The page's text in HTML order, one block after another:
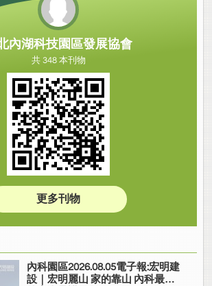
內湖科技園區發展協會
共 348 本刊物
更多刊物
內科園區2026.08.05電子報:宏明建
設｜宏明麗山 家的靠山 內科最高